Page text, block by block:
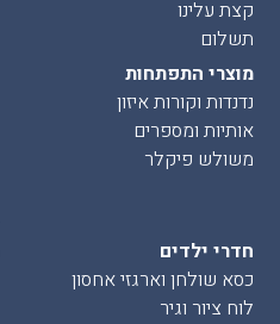
קצת עלינו
תשלום
מוצרי התפתחות
נדנדות וקורות איזון
אותיות ומספרים
משולש פיקלר
חדרי ילדים
כסא שולחן וארגזי אחסון
לוח ציור וגיר